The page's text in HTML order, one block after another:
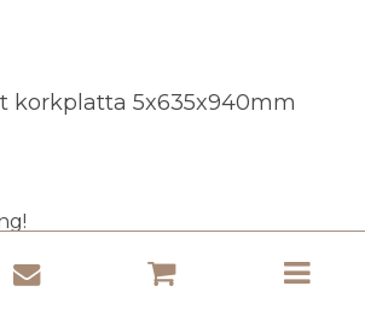
korkplatta 5x635x940mm